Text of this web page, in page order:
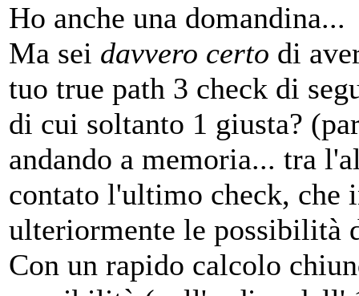
Ho anche una domandina...
Ma sei davvero certo di
tuo true path 3 check di
di cui soltanto 1 giusta?
andando a memoria... tra
contato l'ultimo check, che
ulteriormente le possibilità
Con un rapido calcolo